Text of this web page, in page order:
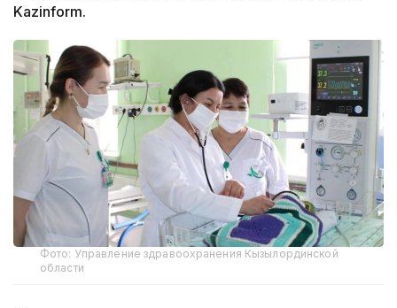
Kazinform.
Фото: Управление здравоохранения Кызылординской
области